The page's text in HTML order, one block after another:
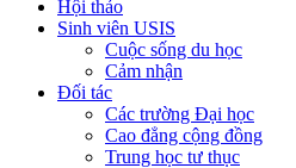
Hội thảo
Sinh viên USIS
Cuộc sống du học
Cảm nhận
Đối tác
Các trường Đại học
Cao đẳng cộng đồng
Trung học tư thục